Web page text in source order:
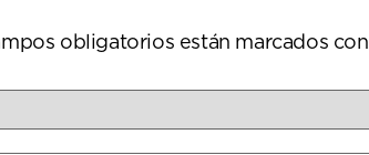
obligatorios están marcados con